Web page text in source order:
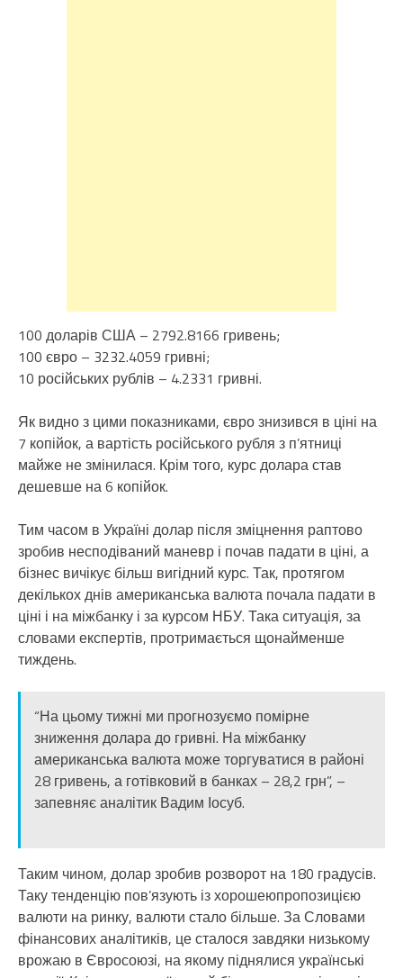
100 доларів США – 2792.8166 гривень;
100 євро – 3232.4059 гривні;
10 російських рублів – 4.2331 гривні.
Як видно з цими показниками, євро знизився в ціні на
7 копійок, а вартість російського рубля з п’ятниці
майже не змінилася. Крім того, курс долара став
дешевше на 6 копійок.
Тим часом в Україні долар після зміцнення раптово
зробив несподіваний маневр і почав падати в ціні, а
бізнес вичікує більш вигідний курс. Так, протягом
декількох днів американська валюта почала падати в
ціні і на міжбанку і за курсом НБУ. Така ситуація, за
словами експертів, протримається щонайменше
тиждень.
“На цьому тижні ми прогнозуємо помірне
зниження долара до гривні. На міжбанку
американська валюта може торгуватися в районі
28 гривень, а готівковий в банках – 28,2 грн”, –
запевняє аналітик Вадим Іосуб.
Таким чином, долар зробив розворот на 180 градусів.
Таку тенденцію пов’язують із хорошеюпропозицією
валюти на ринку, валюти стало більше. За Словами
фінансових аналітиків, це сталося завдяки низькому
врожаю в Євросоюзі, на якому піднялися українські